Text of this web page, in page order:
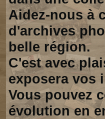
Aidez-nous à
d'archives
belle région.
C'est avec
exposera vos
Vous pouvez
évolution en